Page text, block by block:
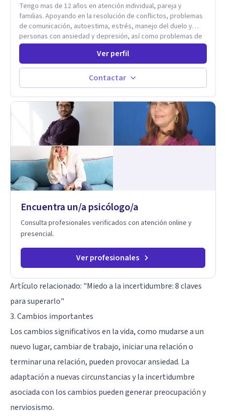
Tengo mas de 12 años en atención individual, pareja y
familias. Apoyando en la resolución de conflictos, problemas
de comunicación, autoestima, estrés, manejo del duelo y
personas con ansiedad y depresión, así como problemas de
conducta y comportamiento. Desarrollo de personas
Estableciendo metas a corto y largo plazo, es vital para la
vida de cada uno tener su propia vision.
Ver perfil
Contactar
Encuentra un/a psicólogo/a
Consulta profesionales verificados con atención online y
presencial.
Ver profesionales
Artículo relacionado: "Miedo a la incertidumbre: 8 claves
para superarlo"
3. Cambios importantes
Los cambios significativos en la vida, como mudarse a un
nuevo lugar, cambiar de trabajo, iniciar una relación o
terminar una relación, pueden provocar ansiedad. La
adaptación a nuevas circunstancias y la incertidumbre
asociada con los cambios pueden generar preocupación y
nerviosismo.